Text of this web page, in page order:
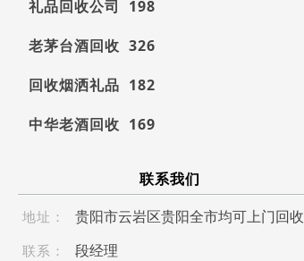
礼品回收公司 198
老茅台酒回收 326
回收烟洒礼品 182
中华老酒回收 169
联系我们
地址： 贵阳市云岩区贵阳全市均可上门回收
联系： 段经理